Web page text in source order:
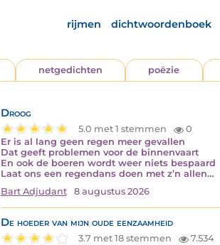
rijmen dichtwoordenboek
netgedichten poëzie
Droog
5.0 met 1 stemmen
0
Er is al lang geen regen meer gevallen
Dat geeft problemen voor de binnenvaart
En ook de boeren wordt weer niets bespaard
Laat ons een regendans doen met z’n allen…
Bart Adjudant
8 augustus 2026
De hoeder van mijn oude eenzaamheid
3.7 met 18 stemmen
7.534